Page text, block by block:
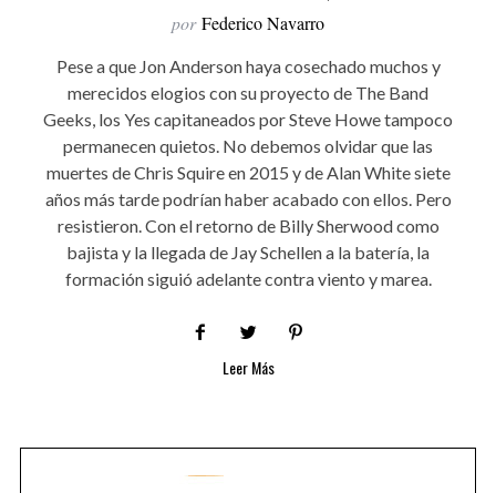
por Federico Navarro
Pese a que Jon Anderson haya cosechado muchos y
merecidos elogios con su proyecto de The Band
Geeks, los Yes capitaneados por Steve Howe tampoco
permanecen quietos. No debemos olvidar que las
muertes de Chris Squire en 2015 y de Alan White siete
años más tarde podrían haber acabado con ellos. Pero
resistieron. Con el retorno de Billy Sherwood como
bajista y la llegada de Jay Schellen a la batería, la
formación siguió adelante contra viento y marea.
Leer Más